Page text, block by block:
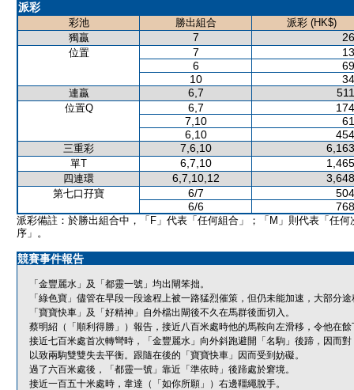
派彩
彩池 勝出組合
派彩 (HK$)
獨贏
7
位置 7
6
10
連贏 6,7
位置Q 6,7
7,10
6,10
三重彩 7,6,10
單T 6,7,10
四連環 6,7,10,12
第七口孖寶 6/7
6/6
派彩備註：於勝出組合中，「F」代表「任何組合」；「M」則代表「任何
序」。
競賽事件報告
「金豐麗水」及「都靈一號」均出閘笨拙。
「綠色寶」儘管在早段一段途程上被一路猛烈催策，但仍未能加速，大部分
「寶寶快車」及「好精神」自外檔出閘後不久在馬群後面切入。
蔡明紹（「順利得勝」）報告，接近八百米處時他的馬鞍向左滑移，令他在
接近七百米處首次轉彎時，「金豐麗水」向外斜跑避開「名駒」後蹄，因而
以致兩駒雙雙失去平衡。跟隨在後的「寶寶快車」因而受到妨礙。
過了六百米處後，「都靈一號」靠近「準依時」後蹄處於窘境。
接近一百五十米處時，韋達（「如你所願」）右邊韁繩脫手。